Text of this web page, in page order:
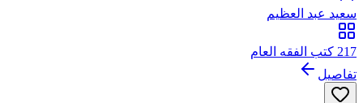
سعيد عبد العظيم
217 كتب الفقه العام
تفاصيل